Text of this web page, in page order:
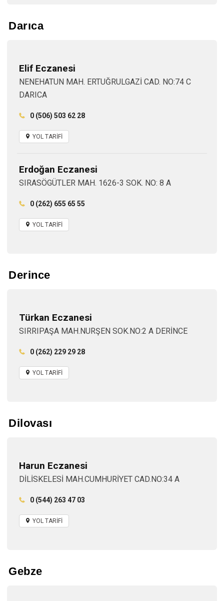
Darıca
Elif Eczanesi
NENEHATUN MAH. ERTUĞRULGAZİ CAD. NO:74 C
DARICA
0 (506) 503 62 28
YOL TARİFİ
Erdoğan Eczanesi
SIRASÖGÜTLER MAH. 1626-3 SOK. NO: 8 A
0 (262) 655 65 55
YOL TARİFİ
Derince
Türkan Eczanesi
SIRRIPAŞA MAH.NURŞEN SOK.NO:2 A DERİNCE
0 (262) 229 29 28
YOL TARİFİ
Dilovası
Harun Eczanesi
DİLİSKELESİ MAH.CUMHURİYET CAD.NO:34 A
0 (544) 263 47 03
YOL TARİFİ
Gebze